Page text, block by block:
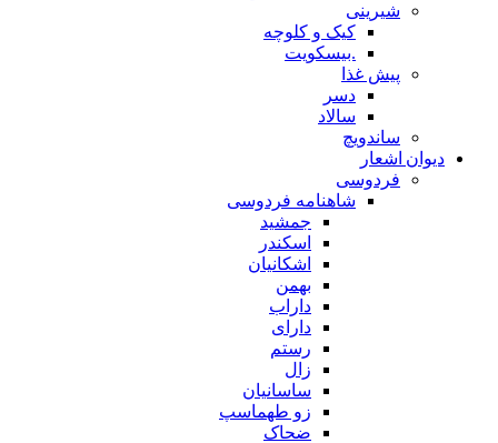
شیرینی
کیک و کلوچه
.بیسکویت
پیش غذا
دسر
سالاد
ساندویچ
دیوان اشعار
فردوسی
شاهنامه فردوسی
جمشید
اسکندر
اشکانیان
بهمن
داراب
دارای
رستم
زال
ساسانیان
زو طهماسپ‏
ضحاک